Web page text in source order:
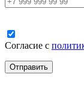
Согласие с